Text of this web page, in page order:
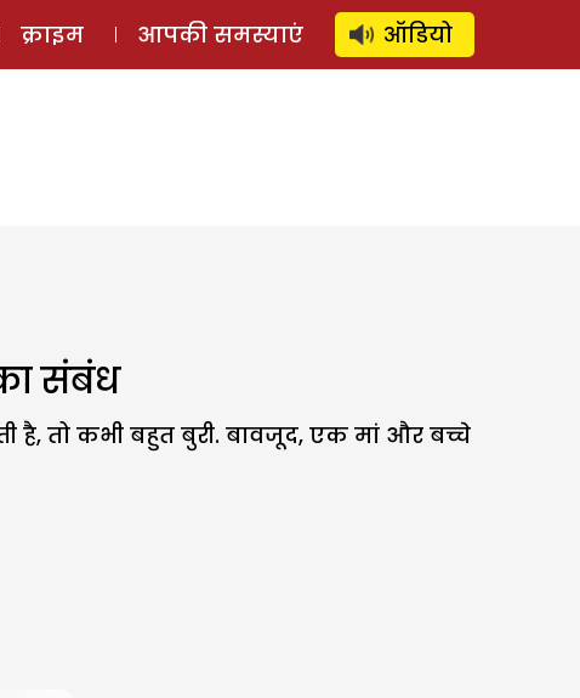
स्टोरी लॉग इन ⚲ SUBSCRIBE
क्राइम आपकी समस्याएं ऑडियो
संबंध
है, तो कभी बहुत बुरी. बावजूद, एक मां और बच्चे